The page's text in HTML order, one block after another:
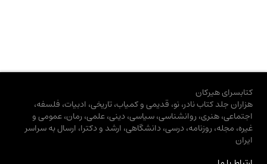
کتابسرای هیرکان
هزاران جلد کتاب نادر، نو، قدیمی و کمیاب، تاریخی، ادبیات، فلسفه،
اجتماعی، هنری، روانشناسی، سیاسی، دینی، علمی، رمان، عمومی و
غیره، مجله، روزنامه، درسی، دانشگاهی، ارشد و دکترا، ارسال به سراسر
ایران